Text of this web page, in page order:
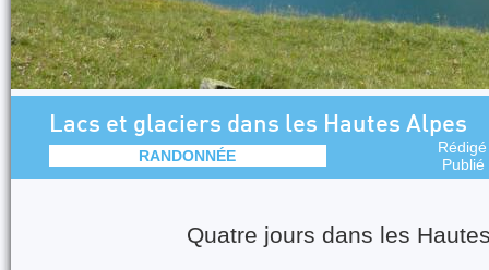
Lacs et glaciers dans les Hautes Alpes
RANDONNÉE
Quatre jours dans les